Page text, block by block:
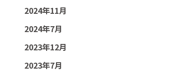
2024年11月
2024年7月
2023年12月
2023年7月